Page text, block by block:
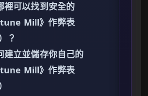
裡可以找到安全的
Mill》作弊表
？
建立並儲存你自己的
Mill》作弊表